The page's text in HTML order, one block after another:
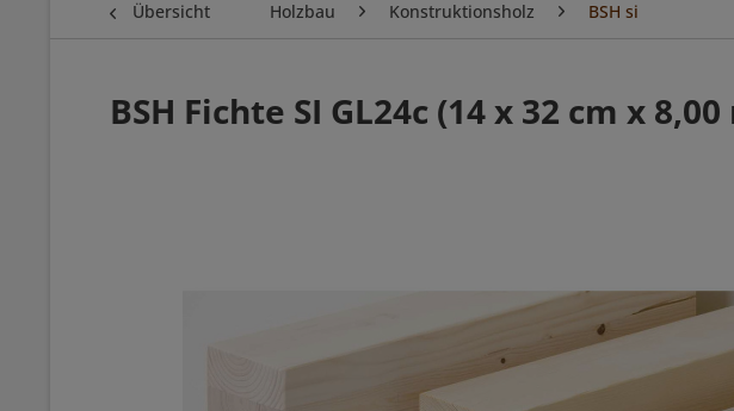
Übersicht Holzbau Konstruktionsholz BSH si
BSH Fichte SI GL24c (14 x 32 cm x 8,00